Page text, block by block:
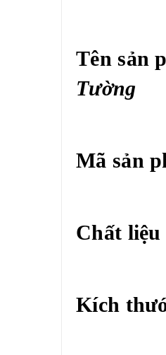
Tên sản
Tường
Mã sản
Chất
Kích